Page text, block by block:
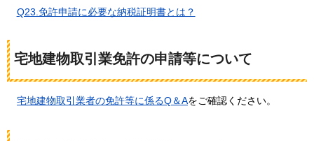
Q23.免許申請に必要な納税証明書とは？
宅地建物取引業免許の申請等について
宅地建物取引業者の免許等に係るQ＆Aをご確認ください。